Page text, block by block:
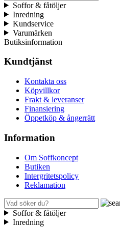
Soffor & fåtöljer
Inredning
Kundservice
Varumärken
Butiksinformation
Kundtjänst
Kontakta oss
Köpvillkor
Frakt & leveranser
Finansiering
Öppetköp & ångerrätt
Information
Om Soffkoncept
Butiken
Intergritetspolicy
Reklamation
Soffor & fåtöljer
Inredning